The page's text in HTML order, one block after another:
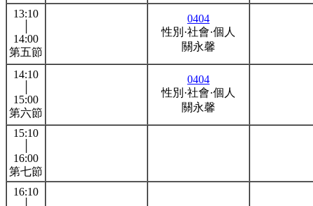
13:10
14:00
第五節
0404
性別·社會·個人
關永馨
14:10
15:00
第六節
0404
性別·社會·個人
關永馨
15:10
16:00
第七節
16:10